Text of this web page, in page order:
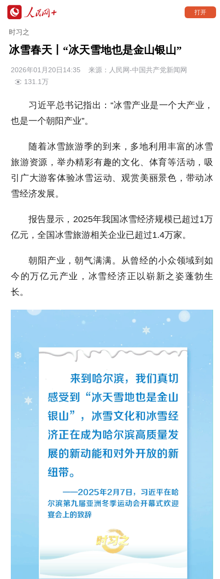
打开
时习之
冰雪春天丨“冰天雪地也是金山银山”
2026年01月20日14:35 来源： 人民网-中国共产党新闻网
131.1万
习近平总书记指出：“冰雪产业是一个大产业，
也是一个朝阳产业”。
随着冰雪旅游季的到来，多地利用丰富的冰雪
旅游资源，举办精彩有趣的文化、体育等活动，吸
引广大游客体验冰雪运动、观赏美丽景色，带动冰
雪经济发展。
报告显示，2025年我国冰雪经济规模已超过1万
亿元，全国冰雪旅游相关企业已超过1.4万家。
朝阳产业，朝气满满。从曾经的小众领域到如
今的万亿元产业，冰雪经济正以崭新之姿蓬勃生
长。